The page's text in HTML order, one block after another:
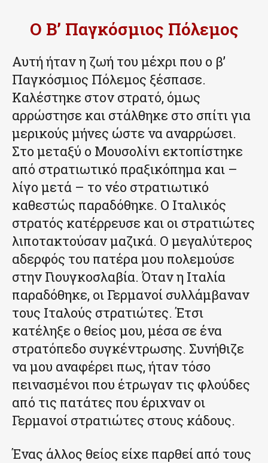
Ο Β’ Παγκόσμιος Πόλεμος
Αυτή ήταν η ζωή του μέχρι που ο β’
Παγκόσμιος Πόλεμος ξέσπασε.
Καλέστηκε στον στρατό, όμως
αρρώστησε και στάλθηκε στο σπίτι για
μερικούς μήνες ώστε να αναρρώσει.
Στο μεταξύ ο Μουσολίνι εκτοπίστηκε
από στρατιωτικό πραξικόπημα και –
λίγο μετά – το νέο στρατιωτικό
καθεστώς παραδόθηκε. Ο Ιταλικός
στρατός κατέρρευσε και οι στρατιώτες
λιποτακτούσαν μαζικά. Ο μεγαλύτερος
αδερφός του πατέρα μου πολεμούσε
στην Γιουγκοσλαβία. Όταν η Ιταλία
παραδόθηκε, οι Γερμανοί συλλάμβαναν
τους Ιταλούς στρατιώτες. Έτσι
κατέληξε ο θείος μου, μέσα σε ένα
στρατόπεδο συγκέντρωσης. Συνήθιζε
να μου αναφέρει πως, ήταν τόσο
πεινασμένοι που έτρωγαν τις φλούδες
από τις πατάτες που έριχναν οι
Γερμανοί στρατιώτες στους κάδους.
Ένας άλλος θείος είχε παρθεί από τους